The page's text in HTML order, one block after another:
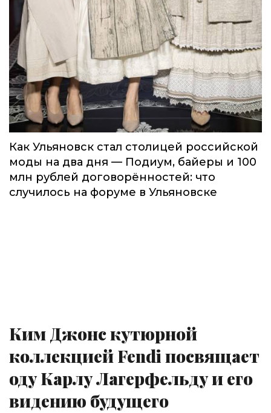
Как Ульяновск стал столицей российской
моды на два дня — Подиум, байеры и 100
млн рублей договорённостей: что
случилось на форуме в Ульяновске
Ким Джонс кутюрной
коллекцией Fendi посвящает
оду Карлу Лагерфельду и его
видению будущего